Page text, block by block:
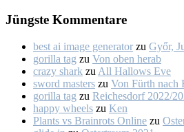
Jüngs­te Kom­men­ta­re
best ai image generator zu Győr,
gorilla tag zu Von oben her­ab
crazy shark zu All Hal­lows Eve
sword masters zu Von Fürth nach
gorilla tag zu Rei­ches­dorf 2022/
happy wheels zu Ken
Plants vs Brainrots Online zu